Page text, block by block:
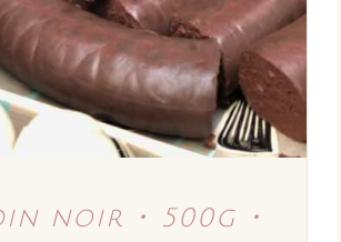
noir ･ 500g ･